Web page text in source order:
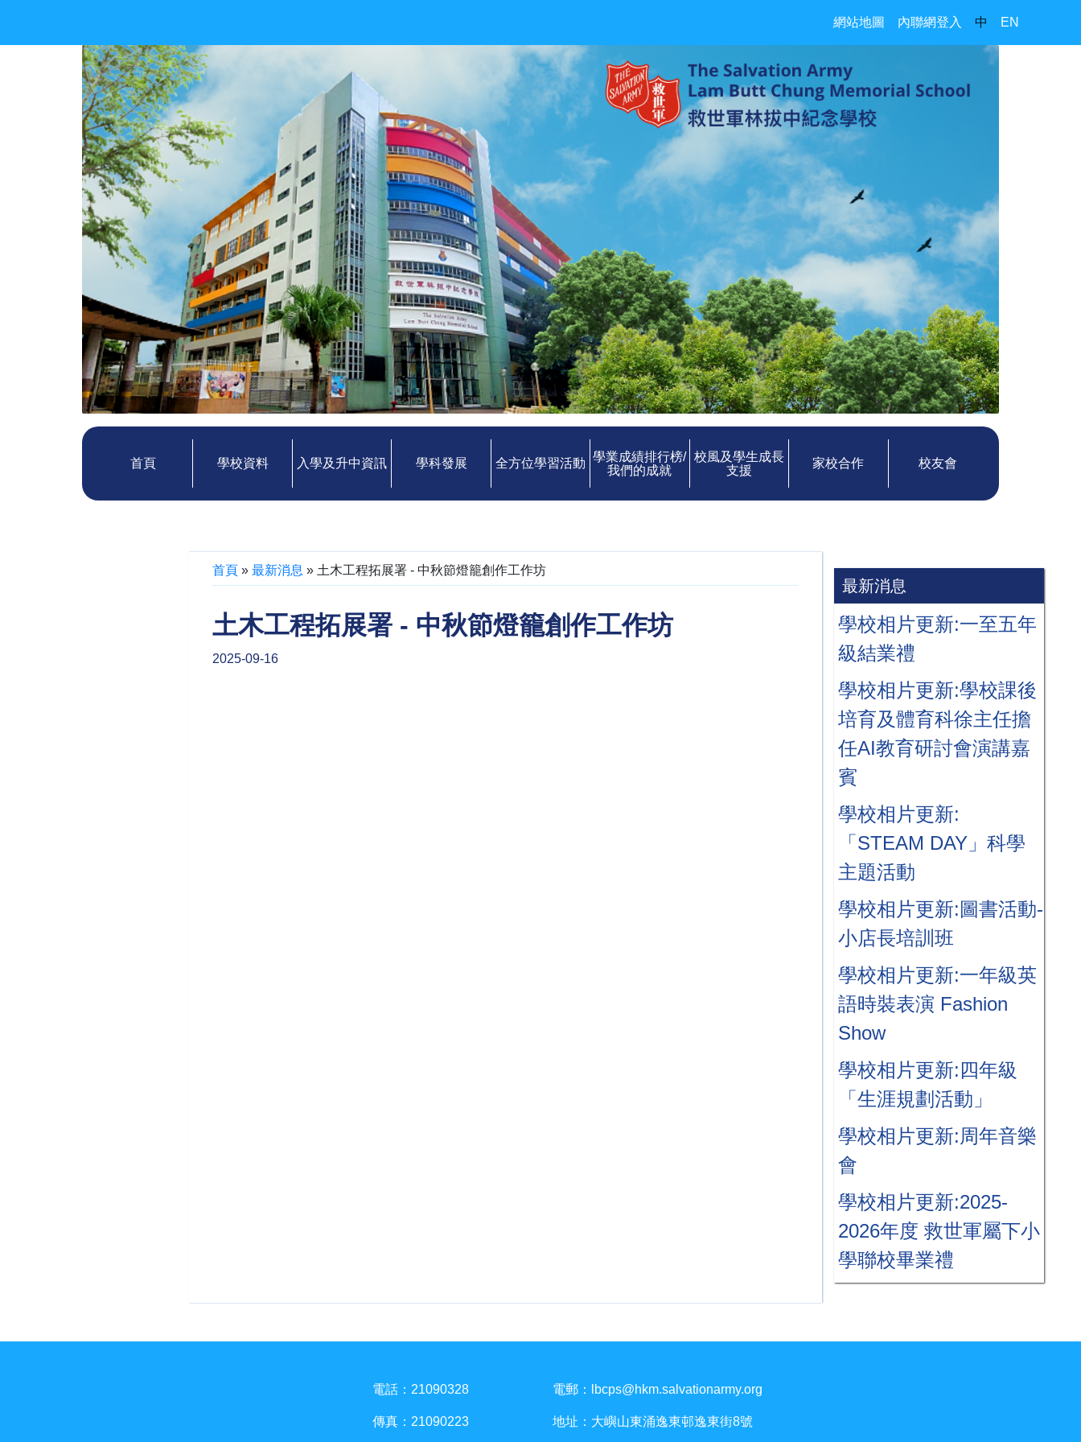
網站地圖 內聯網登入 中 EN
首頁 學校資料 入學及升中資訊 學科發展 全方位學習活動
學業成績排行榜/
我們的成就
校風及學生成長
支援
家校合作 校友會
首頁 » 最新消息 » 土木工程拓展署 - 中秋節燈籠創作工作坊
土木工程拓展署 - 中秋節燈籠創作工作坊
2025-09-16
最新消息
學校相片更新:一至五年
級結業禮
學校相片更新:學校課後
培育及體育科徐主任擔
任AI教育研討會演講嘉
賓
學校相片更新:
「STEAM DAY」科學
主題活動
學校相片更新:圖書活動-
小店長培訓班
學校相片更新:一年級英
語時裝表演 Fashion
Show
學校相片更新:四年級
「生涯規劃活動」
學校相片更新:周年音樂
會
學校相片更新:2025-
2026年度 救世軍屬下小
學聯校畢業禮
電話：21090328
傳真：21090223
電郵： lbcps@hkm.salvationarmy.org
地址：大嶼山東涌逸東邨逸東街8號